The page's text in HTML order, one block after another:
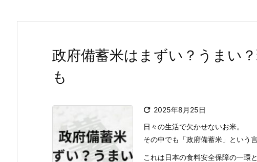
政府備蓄米はまずい？うまい
も
 2025年8月25日
日々の生活で欠かせないお米。
その中でも「政府備蓄米」という
これは日本の食料安全保障の一環